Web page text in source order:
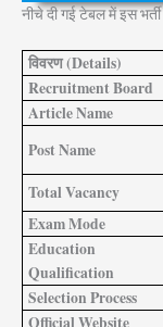
नीचे दी गई टेबल में इस
विवरण (Details)
Recruitment Board
Article Name
Post Name
Total Vacancy
Exam Mode
Education
Qualification
Selection Process
Official Website